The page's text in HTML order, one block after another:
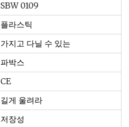
SBW 0109
플라스틱
가지고 다닐 수 있는
파박스
CE
길게 울려라
저장성